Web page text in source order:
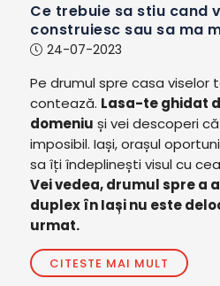
Ce trebuie sa stiu cand
construiesc sau sa ma
24-07-2023
Pe drumul spre casa viselor
contează. Lasa-te ghidat
domeniu și vei descoperi
imposibil. Iași, orașul
sa îți îndeplinești visul cu
Vei vedea, drumul spre a
duplex în Iași nu este
urmat.
CITESTE MAI MULT